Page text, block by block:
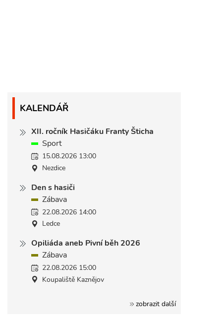
KALENDÁŘ
XII. ročník Hasičáku Franty Šticha
Sport
15.08.2026 13:00
Nezdice
Den s hasiči
Zábava
22.08.2026 14:00
Ledce
Opiliáda aneb Pivní běh 2026
Zábava
22.08.2026 15:00
Koupaliště Kaznějov
zobrazit další